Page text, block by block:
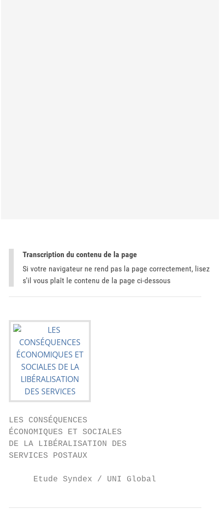
Transcription du contenu de la page
Si votre navigateur ne rend pas la page correctement, lisez
s'il vous plaît le contenu de la page ci-dessous
LES CONSÉQUENCES
ÉCONOMIQUES ET SOCIALES
DE LA LIBÉRALISATION DES
SERVICES POSTAUX
     Etude Syndex / UNI Global